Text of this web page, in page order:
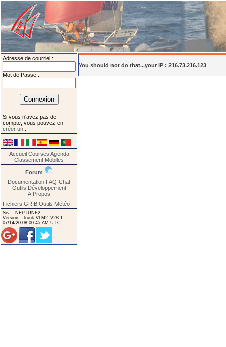
Adresse de courriel :
Mot de Passe :
Si vous n'avez pas de
compte, vous pouvez en
créer un
Accueil Courses Agenda
Classement Mobiles
Forum
Documentation FAQ Chat
Outils Développement
A Propos
Fichiers GRIB Outils Météo
Srv = NEPTUNE2.
Version = trunk VLM2_V28.1_
07/14/20 08:00:45 AM UTC
You should not do that...your IP : 216.73.216.123